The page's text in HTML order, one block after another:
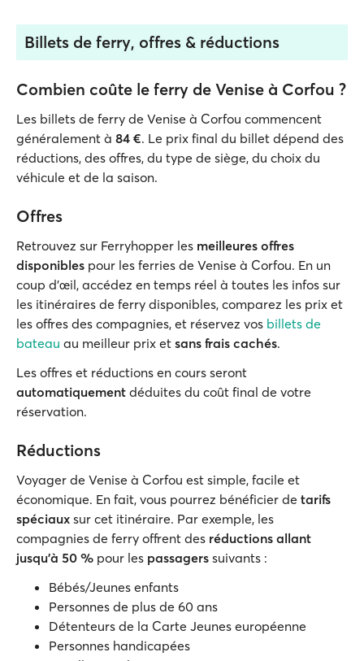
Billets de ferry, offres & réductions
Combien coûte le ferry de Venise à Corfou ?
Les billets de ferry de Venise à Corfou commencent
généralement à 84 €. Le prix final du billet dépend des
réductions, des offres, du type de siège, du choix du
véhicule et de la saison.
Offres
Retrouvez sur Ferryhopper les meilleures offres
disponibles pour les ferries de Venise à Corfou. En un
coup d’œil, accédez en temps réel à toutes les infos sur
les itinéraires de ferry disponibles, comparez les prix et
les offres des compagnies, et réservez vos billets de
bateau au meilleur prix et sans frais cachés.
Les offres et réductions en cours seront
automatiquement déduites du coût final de votre
réservation.
Réductions
Voyager de Venise à Corfou est simple, facile et
économique. En fait, vous pourrez bénéficier de tarifs
spéciaux sur cet itinéraire. Par exemple, les
compagnies de ferry offrent des réductions allant
jusqu'à 50 % pour les passagers suivants :
Bébés/Jeunes enfants
Personnes de plus de 60 ans
Détenteurs de la Carte Jeunes européenne
Personnes handicapées